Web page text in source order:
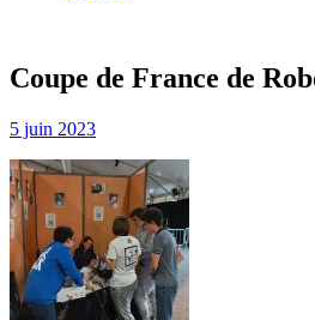
Coupe de France de
5 juin 2023